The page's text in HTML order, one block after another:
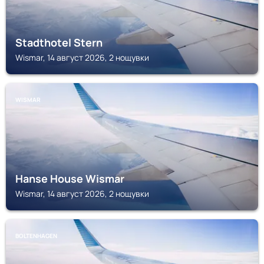
Stadthotel Stern
Wismar, 14 август 2026, 2 нощувки
WISMAR
Hanse House Wismar
Wismar, 14 август 2026, 2 нощувки
BOLTENHAGEN